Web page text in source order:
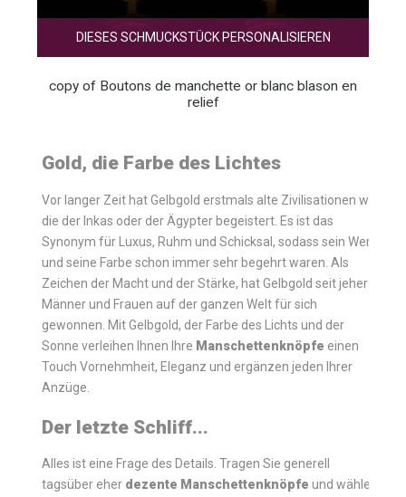
DIESES SCHMUCKSTÜCK PERSONALISIEREN
copy of Boutons de manchette or blanc blason en
relief
Gold, die Farbe des Lichtes
Vor langer Zeit hat Gelbgold erstmals alte Zivilisationen wie
die der Inkas oder der Ägypter begeistert. Es ist das
Synonym für Luxus, Ruhm und Schicksal, sodass sein Wert
und seine Farbe schon immer sehr begehrt waren. Als
Zeichen der Macht und der Stärke, hat Gelbgold seit jeher
Männer und Frauen auf der ganzen Welt für sich
gewonnen. Mit Gelbgold, der Farbe des Lichts und der
Sonne verleihen Ihnen Ihre Manschettenknöpfe einen
Touch Vornehmheit, Eleganz und ergänzen jeden Ihrer
Anzüge.
Der letzte Schliff...
Alles ist eine Frage des Details. Tragen Sie generell
tagsüber eher dezente Manschettenknöpfe und wählen